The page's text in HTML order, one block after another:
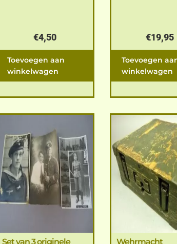
€4,50
Toevoegen aan
winkelwagen
€19,95
Toevoegen
winkelwagen
Set van 3 originele Wehrmacht